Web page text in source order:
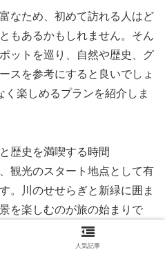
なため、初めて訪れる人はど
もあるかもしれません。そん
ットを巡り、自然や歴史、グ
スを参考にすると良いでしょ
く楽しめるプランを紹介しま
歴史を満喫する時間
観光のスタート地点として有
。川のせせらぎと新緑に囲ま
を楽しむのが旅の始まりで
を楽しみながら、のんびりと
れてください。人気記事